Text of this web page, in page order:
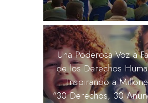
Una Poderosa Voz a
de los Derechos
Inspirando a
“30 Derechos, 30